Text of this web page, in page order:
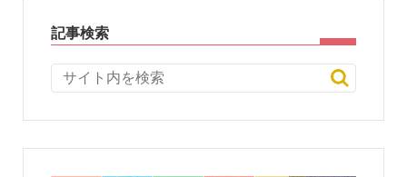
記事検索